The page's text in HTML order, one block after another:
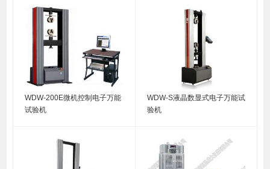
WDW-200E微机控制电子万能
试验机
WDW-S液晶数显式电子万能试
验机